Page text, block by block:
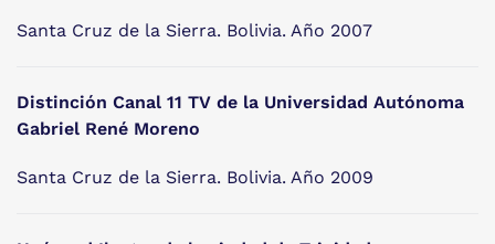
Santa Cruz de la Sierra. Bolivia. Año 2007
Distinción Canal 11 TV de la Universidad Autónoma
Gabriel René Moreno
Santa Cruz de la Sierra. Bolivia. Año 2009